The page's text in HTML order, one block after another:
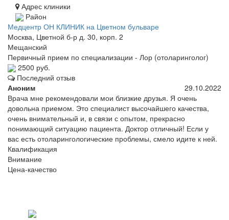
Адрес клиники
Район
Медцентр ОН КЛИНИК на Цветном бульваре
Москва, Цветной б-р д. 30, корп. 2
Мещанский
Первичный прием по специализации - Лор (отоларинголог)
2500 руб.
Последний отзыв
Аноним
29.10.2022
Врача мне рекомендовали мои близкие друзья. Я очень
довольна приемом. Это специалист высочайшего качества,
очень внимательный и, в связи с опытом, прекрасно
понимающий ситуацию пациента. Доктор отличный! Если у
вас есть отоларингологические проблемы, смело идите к ней.
Квалификация
Внимание
Цена-качество